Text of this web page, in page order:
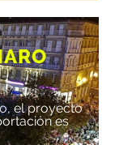
el proyecto
es